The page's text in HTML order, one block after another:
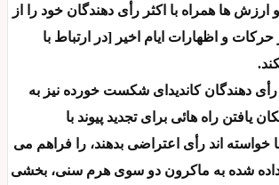
ها همراه با اکثر رأی دهندگان خود را از
و اظهارات ایام اخیر [در ارتباط با
دهندگان کاندیدای شکست خورده نیز به
یافتن راه هائی برای تجدید پیوند با
اند رأی اعتراضی بدهند، را فراهم می
داده شده به ماکرون دو سوی هرم سنی، بخشی